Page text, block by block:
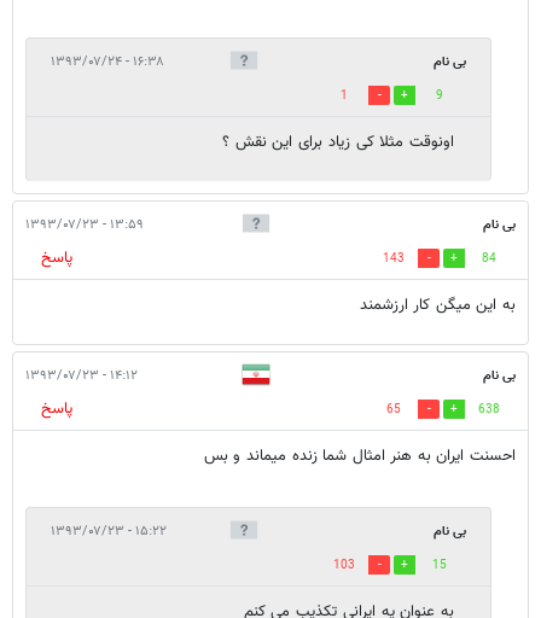
بی نام ۱۶:۳۸ - ۱۳۹۳/۰۷/۲۴
9
1
اونوقت مثلا کی زیاد برای این نقش ؟
بی نام ۱۳:۵۹ - ۱۳۹۳/۰۷/۲۳
84
143
پاسخ
به این میگن کار ارزشمند
بی نام ۱۴:۱۲ - ۱۳۹۳/۰۷/۲۳
638
65
پاسخ
احسنت ایران به هنر امثال شما زنده میماند و بس
بی نام ۱۵:۲۲ - ۱۳۹۳/۰۷/۲۳
15
103
به عنوان یه ایرانی تکذیب می کنم